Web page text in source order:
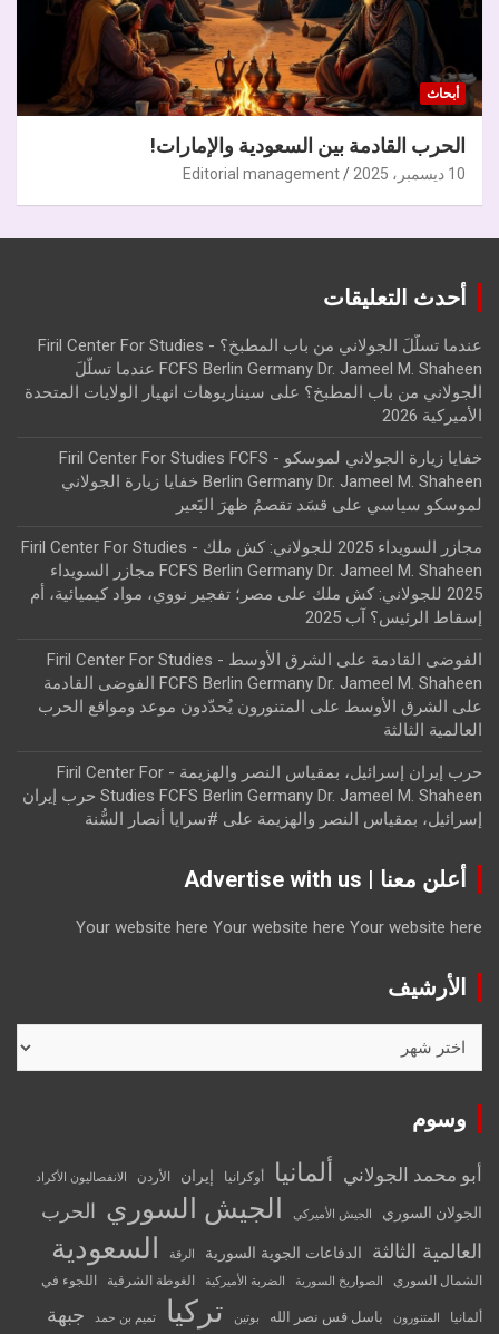
أبحاث
الحرب القادمة بين السعودية والإمارات!
10 ديسمبر، 2025 Editorial management
أحدث التعليقات
عندما تسلّلَ الجولاني من باب المطبخ؟ - Firil Center For Studies
FCFS Berlin Germany Dr. Jameel M. Shaheen عندما تسلّلَ
الجولاني من باب المطبخ؟ على سيناريوهات انهيار الولايات المتحدة
الأميركية 2026
خفايا زيارة الجولاني لموسكو - Firil Center For Studies FCFS
Berlin Germany Dr. Jameel M. Shaheen خفايا زيارة الجولاني
لموسكو سياسي على قسَد تقصمُ ظهرَ البَعير
مجازر السويداء 2025 للجولاني: كش ملك - Firil Center For Studies
FCFS Berlin Germany Dr. Jameel M. Shaheen مجازر السويداء
2025 للجولاني: كش ملك
على مصر؛ تفجير نووي، مواد كيميائية، أم
إسقاط الرئيس؟ آب 2025
الفوضى القادمة على الشرق الأوسط - Firil Center For Studies
FCFS Berlin Germany Dr. Jameel M. Shaheen الفوضى القادمة
على الشرق الأوسط على
المتنورون يُحدّدون موعد ومواقع الحرب
العالمية الثالثة
حرب إيران إسرائيل، بمقياس النصر والهزيمة - Firil Center For
Studies FCFS Berlin Germany Dr. Jameel M. Shaheen حرب إيران
إسرائيل، بمقياس النصر والهزيمة على #سرايا أنصار السُّنة
أعلن معنا | Advertise with us
Your website here Your website here Your website here
الأرشيف
وسوم
أبو محمد الجولاني ألمانيا أوكرانيا إيران الأردن الانفصاليون الأكراد
الجولان السوري الجيش الأميركي الجيش السوري الحرب
العالمية الثالثة
الدفاعات الجوية السورية الرقة السعودية
الشمال السوري الصواريخ السورية الضربة الأميركية الغوطة الشرقية اللجوء في
ألمانيا المتنورون باسل قس نصر الله بوتين تركيا تميم بن حمد جبهة